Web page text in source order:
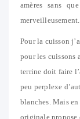
amères sans
Pour la cuisson
pour les cuissons
terrine doit faire
peu perplexe
blanches. Mais
originale propose